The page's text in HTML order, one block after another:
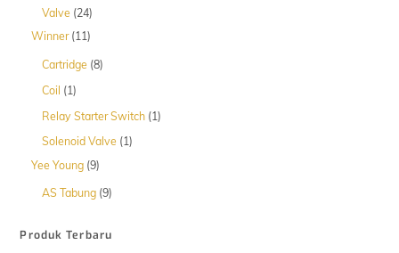
Valve 2424
Produk
Winner 1111
Cartridge 88
Coil 11
Relay Starter Switch 11
Solenoid Valve 11
Yee Young 99
AS Tabung 99
Produk Terbaru